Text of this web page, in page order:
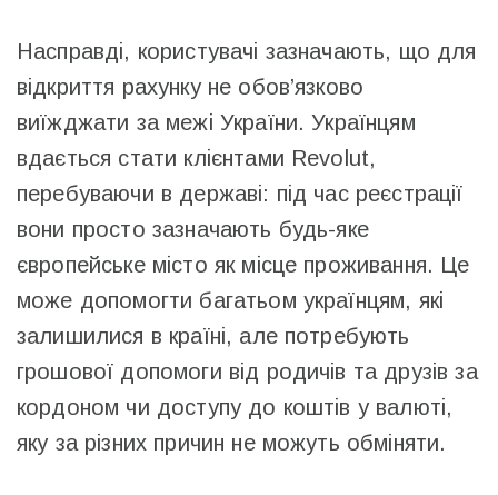
Насправді, користувачі зазначають, що для
відкриття рахунку не обов’язково
виїжджати за межі України. Українцям
вдається стати клієнтами Revolut,
перебуваючи в державі: під час реєстрації
вони просто зазначають будь-яке
європейське місто як місце проживання. Це
може допомогти багатьом українцям, які
залишилися в країні, але потребують
грошової допомоги від родичів та друзів за
кордоном чи доступу до коштів у валюті,
яку за різних причин не можуть обміняти.